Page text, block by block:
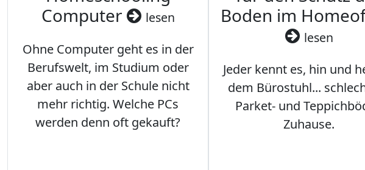
Computer
lesen
Ohne Computer geht es in der
Berufswelt, im Studium oder
aber auch in der Schule nicht
mehr richtig. Welche PCs
werden denn oft gekauft?
Boden im
lesen
Jeder kennt es, hin und
dem Bürostuhl...
Parket- und
Zuhause.